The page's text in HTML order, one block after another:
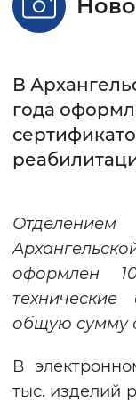
В
года
оформлен
общую сумму
В
тыс. изделий